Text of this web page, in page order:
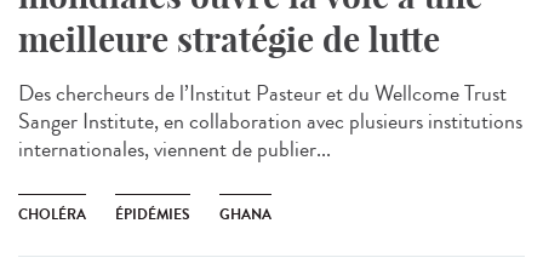
meilleure stratégie de lutte
Des chercheurs de l’Institut Pasteur et du Wellcome Trust
Sanger Institute, en collaboration avec plusieurs institutions
internationales, viennent de publier...
CHOLÉRA ÉPIDÉMIES GHANA